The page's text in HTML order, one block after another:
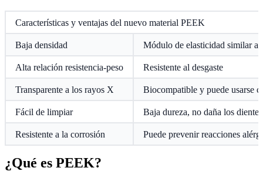
Características y ventajas del nuevo material PEEK
Baja densidad Módulo de elasticidad similar al
Alta relación resistencia-peso Resistente al desgaste
Transparente a los rayos X Biocompatible y puede usarse
Fácil de limpiar Baja dureza, no daña los
Resistente a la corrosión Puede prevenir reacciones
¿Qué es PEEK?